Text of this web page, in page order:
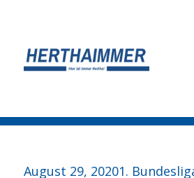
Veröffentlicht
August 29, 2020Kategorien
1.